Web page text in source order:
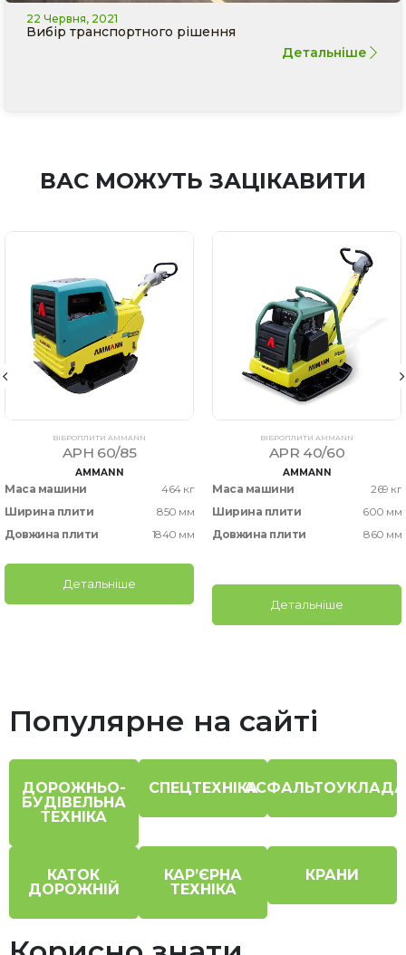
22 Червня, 2021
Вибір транспортного рішення
Детальніше
ВАС МОЖУТЬ ЗАЦІКАВИТИ
ВІБРОПЛИТИ AMMANN
APH 60/85
AMMANN
Маса машини
464 кг
Ширина плити
850 мм
Довжина плити
1840 мм
Детальніше
ВІБРОПЛИТИ AMMANN
APR 40/60
AMMANN
Маса машини
269 кг
Ширина плити
600 мм
Довжина плити
860 мм
Детальніше
Популярне на сайті
ДОРОЖНЬО-
БУДІВЕЛЬНА
ТЕХНІКА
СПЕЦТЕХНІКА
КАТОК
ДОРОЖНІЙ
КАР’ЄРНА
ТЕХНІКА
КРАНИ